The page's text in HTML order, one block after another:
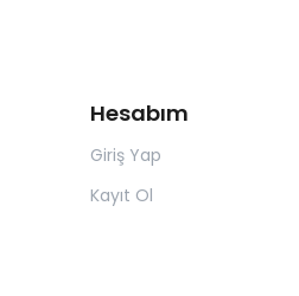
Hesabım
Giriş Yap
Kayıt Ol